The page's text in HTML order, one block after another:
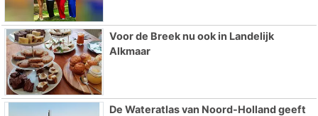
Voor de Breek nu ook in Landelijk
Alkmaar
De Wateratlas van Noord-Holland geeft